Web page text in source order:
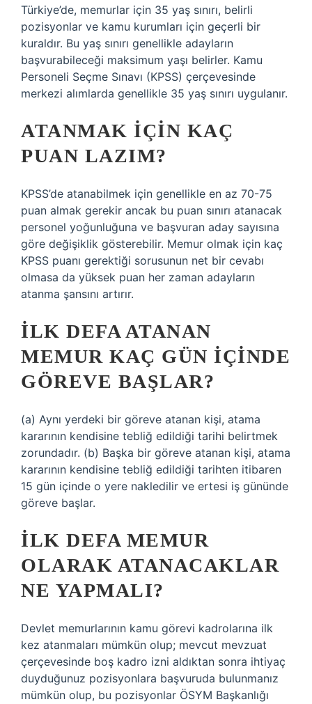
Türkiye’de, memurlar için 35 yaş sınırı, belirli
pozisyonlar ve kamu kurumları için geçerli bir
kuraldır. Bu yaş sınırı genellikle adayların
başvurabileceği maksimum yaşı belirler. Kamu
Personeli Seçme Sınavı (KPSS) çerçevesinde
merkezi alımlarda genellikle 35 yaş sınırı uygulanır.
ATANMAK IÇIN KAÇ
PUAN LAZIM?
KPSS’de atanabilmek için genellikle en az 70-75
puan almak gerekir ancak bu puan sınırı atanacak
personel yoğunluğuna ve başvuran aday sayısına
göre değişiklik gösterebilir. Memur olmak için kaç
KPSS puanı gerektiği sorusunun net bir cevabı
olmasa da yüksek puan her zaman adayların
atanma şansını artırır.
İLK DEFA ATANAN
MEMUR KAÇ GÜN IÇINDE
GÖREVE BAŞLAR?
(a) Aynı yerdeki bir göreve atanan kişi, atama
kararının kendisine tebliğ edildiği tarihi belirtmek
zorundadır. (b) Başka bir göreve atanan kişi, atama
kararının kendisine tebliğ edildiği tarihten itibaren
15 gün içinde o yere nakledilir ve ertesi iş gününde
göreve başlar.
İLK DEFA MEMUR
OLARAK ATANACAKLAR
NE YAPMALI?
Devlet memurlarının kamu görevi kadrolarına ilk
kez atanmaları mümkün olup; mevcut mevzuat
çerçevesinde boş kadro izni aldıktan sonra ihtiyaç
duyduğunuz pozisyonlara başvuruda bulunmanız
mümkün olup, bu pozisyonlar ÖSYM Başkanlığı